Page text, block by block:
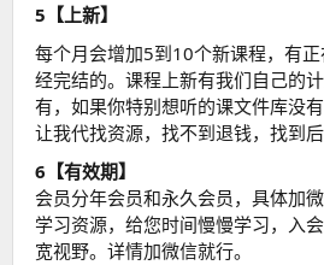
5【上新】
每个月会增加5到10个新课程，有
经完结的。课程上新有我们自己的
有，如果你特别想听的课文件库没
让我代找资源，找不到退钱，找到
6【有效期】
会员分年会员和永久会员，具体加
学习资源，给您时间慢慢学习，入
宽视野。详情加微信就行。